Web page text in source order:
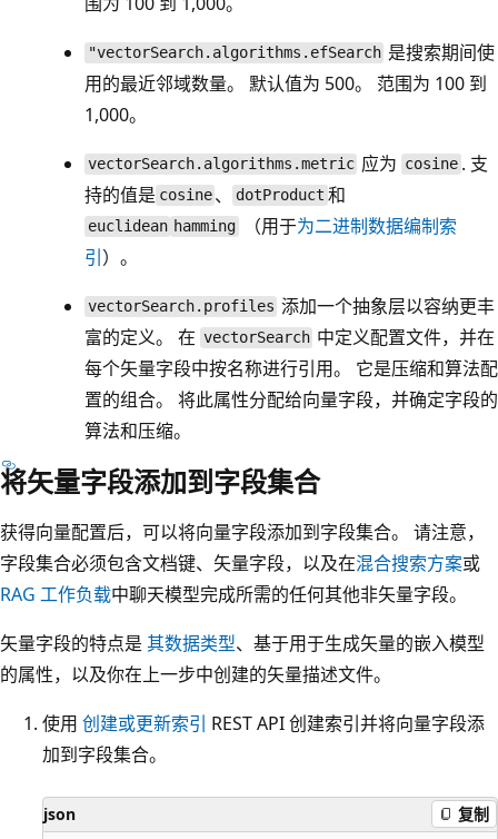
"vectorSearch.algorithms.efSearch 是搜索期间使
用的最近邻域数量。 默认值为 500。 范围为 100 到
1,000。
vectorSearch.algorithms.metric 应为 cosine . 支
持的值是 cosine 、 dotProduct 和
euclidean hamming （用于为二进制数据编制索
引）。
vectorSearch.profiles 添加一个抽象层以容纳更丰
富的定义。 在 vectorSearch 中定义配置文件，并在
每个矢量字段中按名称进行引用。 它是压缩和算法配
置的组合。 将此属性分配给向量字段，并确定字段的
算法和压缩。
将矢量字段添加到字段集合
获得向量配置后，可以将向量字段添加到字段集合。 请注意，
字段集合必须包含文档键、矢量字段，以及在混合搜索方案或
RAG 工作负载中聊天模型完成所需的任何其他非矢量字段。
矢量字段的特点是 其数据类型、基于用于生成矢量的嵌入模型
的属性，以及你在上一步中创建的矢量描述文件。
使用 创建或更新索引 REST API 创建索引并将向量字段添
加到字段集合。
json 复制